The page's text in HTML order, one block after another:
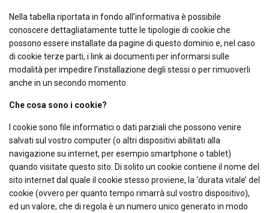
Nella tabella riportata in fondo all’informativa è possibile
conoscere dettagliatamente tutte le tipologie di cookie che
possono essere installate da pagine di questo dominio e, nel caso
di cookie terze parti, i link ai documenti per informarsi sulle
modalità per impedire l’installazione degli stessi o per rimuoverli
anche in un secondo momento.
Che cosa sono i cookie?
I cookie sono file informatici o dati parziali che possono venire
salvati sul vostro computer (o altri dispositivi abilitati alla
navigazione su internet, per esempio smartphone o tablet)
quando visitate questo sito. Di solito un cookie contiene il nome del
sito internet dal quale il cookie stesso proviene, la ‘durata vitale’ del
cookie (ovvero per quanto tempo rimarrà sul vostro dispositivo),
ed un valore, che di regola è un numero unico generato in modo